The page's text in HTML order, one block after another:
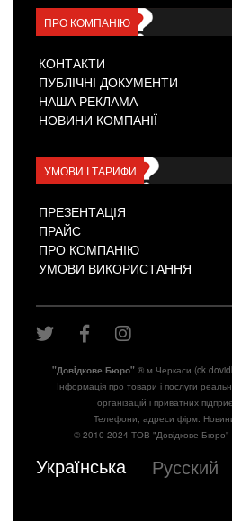
ПРО КОМПАНІЮ
КОНТАКТИ
ПУБЛІЧНІ ДОКУМЕНТИ
НАША РЕКЛАМА
НОВИНИ КОМПАНІЇ
УМОВИ І ТАРИФИ
ПРЕЗЕНТАЦІЯ
ПРАЙС
ПРО КОМПАНІЮ
УМОВИ ВИКОРИСТАННЯ
"Довiдкове Бюро"® м Черкаси
Інформація про товари і послуги
організацій і приватних
Телефони, адреси фірм.
© 2010-2024 ТОВ "Довідкове Бюро"
Українська Русский